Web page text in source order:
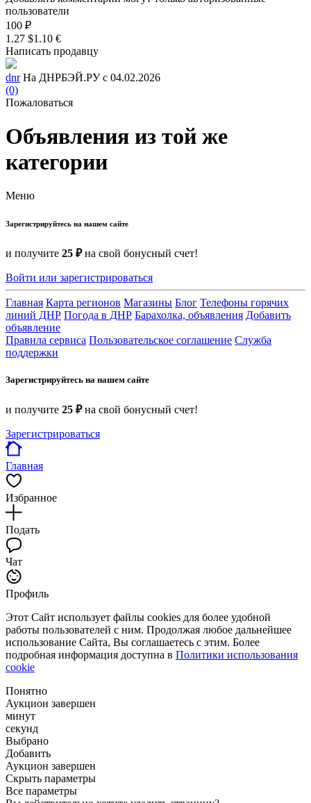
пользователи
100 ₽
1.27 $1.10 €
Написать продавцу
dnr На ДНРБЭЙ.РУ с 04.02.2026
(0)
Пожаловаться
Объявления из той же
категории
Меню
Зарегистрируйтесь на нашем сайте
и получите 25 ₽на свой бонусный счет!
Войти или зарегистрироваться
Главная Карта регионов Магазины Блог Телефоны горячих
линий ДНР Погода в ДНР Барахолка, объявления Добавить
объявление
Правила сервиса Пользовательское соглашение Служба
поддержки
Зарегистрируйтесь на нашем сайте
и получите 25 ₽на свой бонусный счет!
Зарегистрироваться
Главная
Избранное
Подать
Чат
Профиль
Этот Сайт использует файлы cookies для более удобной
работы пользователей с ним. Продолжая любое дальнейшее
использование Сайта, Вы соглашаетесь с этим. Более
подробная информация доступна в Политики использования
cookie
Понятно
Аукцион завершен
минут
секунд
Выбрано
Добавить
Аукцион завершен
Скрыть параметры
Все параметры